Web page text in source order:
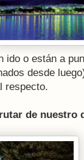
ido o están a
desde
respecto.
de nuestro